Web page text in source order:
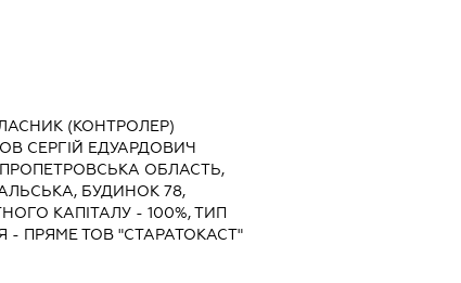
(КОНТРОЛЕР)
СЕРГІЙ ЕДУАРДОВИЧ
ОБЛАСТЬ,
БУДИНОК 78,
КАПІТАЛУ - 100%, ТИП
- ПРЯМЕ ТОВ "СТАРАТОКАСТ"